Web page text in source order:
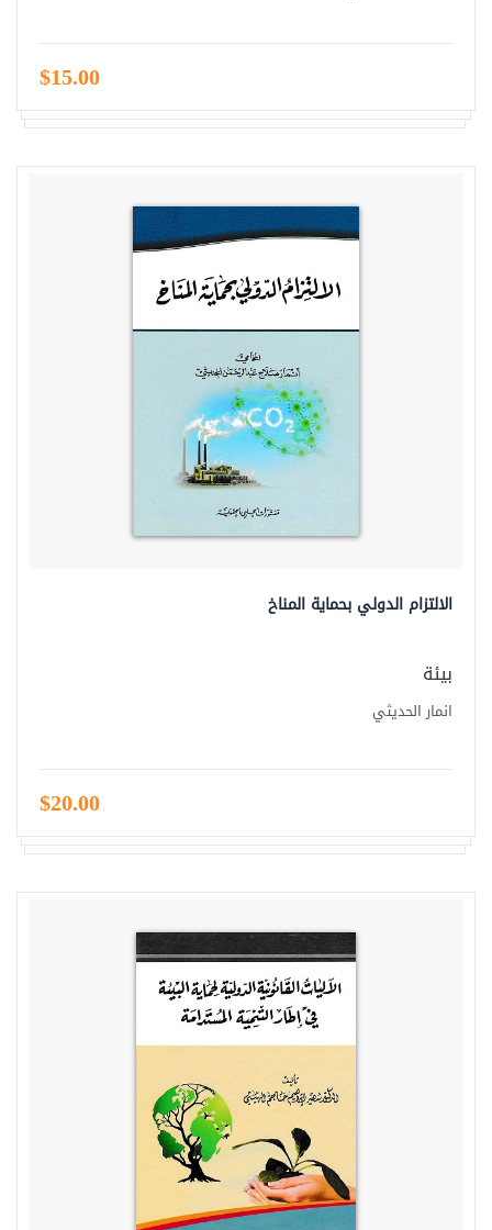
$15.00
الالتزام الدولي بحماية المناخ
بيئة
انمار الحديثي
$20.00